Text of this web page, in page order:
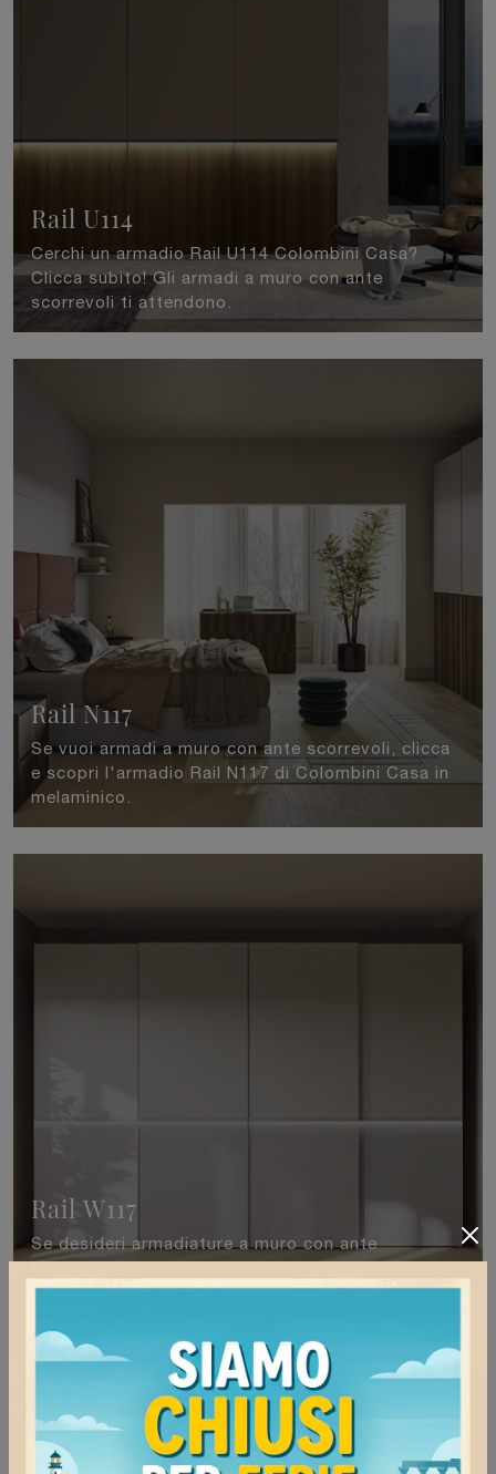
Rail U114
Cerchi un armadio Rail U114 Colombini Casa?
Clicca subito! Gli armadi a muro con ante
scorrevoli ti attendono.
Rail N117
Se vuoi armadi a muro con ante scorrevoli, clicca
e scopri l'armadio Rail N117 di Colombini Casa in
melaminico.
Rail W117
Se desideri armadiature a muro con ante
scorrevoli, clicca e scopri l'armadio Rail W117 di
Colombini Casa in melaminico.